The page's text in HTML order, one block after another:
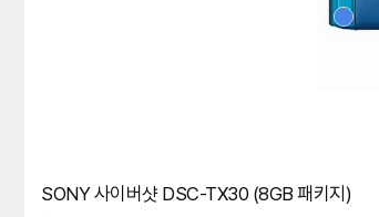
SONY 사이버샷 DSC-TX30 (8GB 패키지)